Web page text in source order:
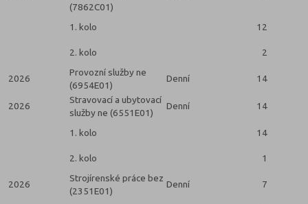
(7862C01)
1. kolo 12
2. kolo 2
2026
Provozní služby ne
(6954E01)
Denní 14
2026
Stravovací a ubytovací
služby ne (6551E01)
Denní 14
1. kolo 14
2. kolo 1
2026
Strojírenské práce bez
(2351E01)
Denní 7